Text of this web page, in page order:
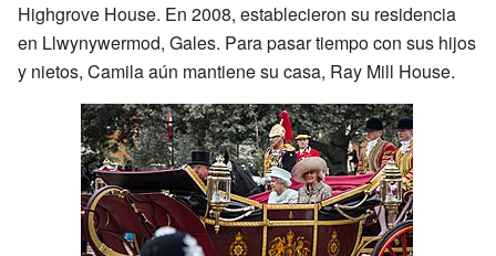
Highgrove House. En 2008, establecieron su residencia
en Llwynywermod, Gales. Para pasar tiempo con sus hijos
y nietos, Camila aún mantiene su casa, Ray Mill House.